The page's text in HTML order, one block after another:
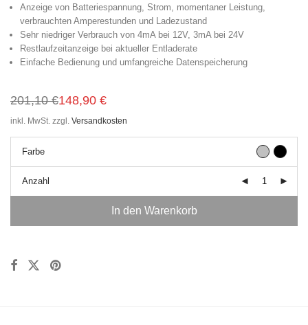
Anzeige von Batteriespannung, Strom, momentaner Leistung,
verbrauchten Amperestunden und Ladezustand
Sehr niedriger Verbrauch von 4mA bei 12V, 3mA bei 24V
Restlaufzeitanzeige bei aktueller Entladerate
Einfache Bedienung und umfangreiche Datenspeicherung
201,10€
Ursprünglicher
war:
148,90 €
Aktueller
ist:
inkl. MwSt. zzgl. Versandkosten
Farbe
Anzahl
In den Warenkorb